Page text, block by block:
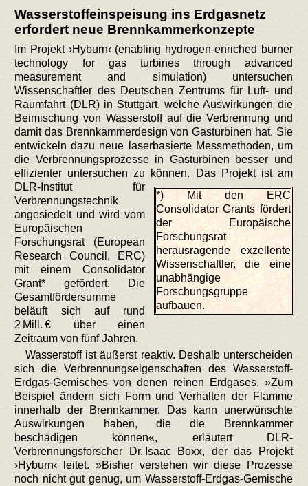
Wasserstoffeinspeisung ins Erdgasnetz
erfordert neue Brennkammerkonzepte
Im Projekt ›Hyburn‹ (enabling hydrogen-enriched burner
technology for gas turbines through advanced
measurement and simulation) untersuchen
Wissenschaftler des Deutschen Zentrums für Luft- und
Raumfahrt (DLR) in Stuttgart, welche Auswirkungen die
Beimischung von Wasserstoff auf die Verbrennung und
damit das Brennkammerdesign von Gasturbinen hat. Sie
entwickeln dazu neue laserbasierte Messmethoden, um
die Verbrennungsprozesse in Gasturbinen besser und
effizienter untersuchen zu können.
*) Mit den ERC
Consolidator Grants fördert
der Europäische
Forschungsrat
herausragende exzellente
Wissenschaftler, die eine
unabhängige
Forschungsgruppe
aufbauen.
Das Projekt ist am
DLR-Institut für
Verbrennungstechnik
angesiedelt und wird vom
Europäischen
Forschungsrat (European
Research Council, ERC)
mit einem Consolidator
Grant* gefördert. Die
Gesamtfördersumme
beläuft sich auf rund
2 Mill. € über einen
Zeitraum von fünf Jahren.
Wasserstoff ist äußerst reaktiv. Deshalb unterscheiden
sich die Verbrennungseigenschaften des Wasserstoff-
Erdgas-Gemisches von denen reinen Erdgases. »Zum
Beispiel ändern sich Form und Verhalten der Flamme
innerhalb der Brennkammer. Das kann unerwünschte
Auswirkungen haben, die die Brennkammer
beschädigen können«, erläutert DLR-
Verbrennungsforscher Dr. Isaac Boxx, der das Projekt
›Hyburn‹ leitet. »Bisher verstehen wir diese Prozesse
noch nicht gut genug, um Wasserstoff-Erdgas-Gemische